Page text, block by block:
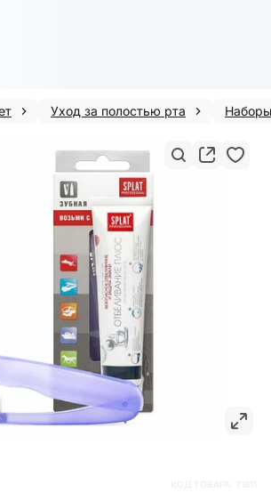
Уход за полостью рта Наборы